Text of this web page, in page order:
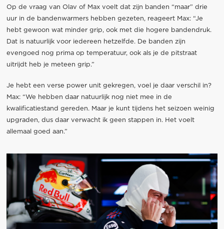
Op de vraag van Olav of Max voelt dat zijn banden “maar” drie
uur in de bandenwarmers hebben gezeten, reageert Max: “Je
hebt gewoon wat minder grip, ook met die hogere bandendruk.
Dat is natuurlijk voor iedereen hetzelfde. De banden zijn
evengoed nog prima op temperatuur, ook als je de pitstraat
uitrijdt heb je meteen grip.”
Je hebt een verse power unit gekregen, voel je daar verschil in?
Max: “We hebben daar natuurlijk nog niet mee in de
kwalificatiestand gereden. Maar je kunt tijdens het seizoen weinig
upgraden, dus daar verwacht ik geen stappen in. Het voelt
allemaal goed aan.”